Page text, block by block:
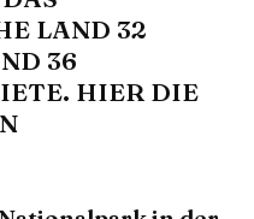
LAND 32
36
HIER DIE